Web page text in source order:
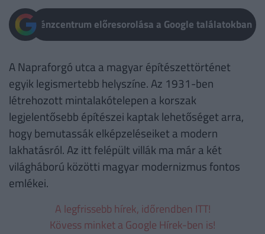
Pénzcentrum előresorolása a Google találatokban
A Napraforgó utca a magyar építészettörténet
egyik legismertebb helyszíne. Az 1931-ben
létrehozott mintalakótelepen a korszak
legjelentősebb építészei kaptak lehetőséget arra,
hogy bemutassák elképzeléseiket a modern
lakhatásról. Az itt felépült villák ma már a két
világháború közötti magyar modernizmus fontos
emlékei.
A legfrissebb hírek, időrendben ITT!
Kövess minket a Google Hírek-ben is!